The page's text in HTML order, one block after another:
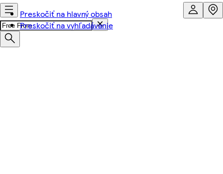
Preskočiť na hlavný obsah
Preskočiť na vyhľadávanie